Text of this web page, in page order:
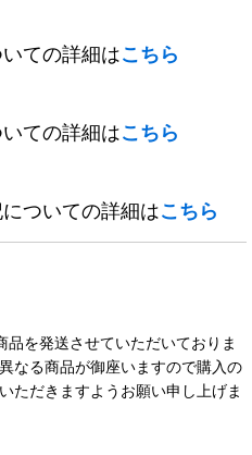
ての詳細はこちら
ての詳細はこちら
ついての詳細はこちら
を発送させていただいておりま
なる商品が御座いますので購入の
ただきますようお願い申し上げま